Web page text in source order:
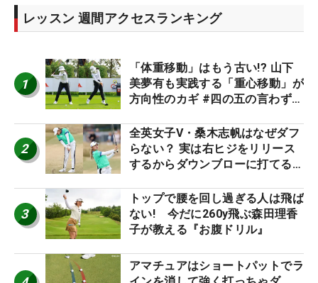
レッスン 週間アクセスランキング
1
「体重移動」はもう古い!? 山下
美夢有も実践する「重心移動」が
方向性のカギ #四の五の言わず振
2
全英女子V・桑木志帆はなぜダフ
らない？ 実は右ヒジをリリース
するからダウンブローに打てる #
3
トップで腰を回し過ぎる人は飛ば
ない! 今だに260y飛ぶ森田理香
子が教える『お腹ドリル』
アマチュアはショートパットでラ